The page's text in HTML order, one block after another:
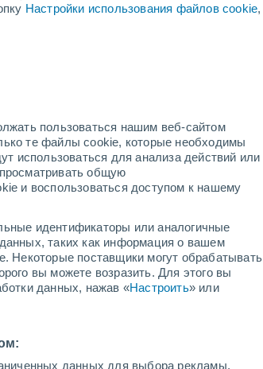
Настройки использования файлов cookie,
пользоваться нашим веб-сайтом
те файлы cookie, которые необходимы
использоваться для анализа действий или
общую
и воспользоваться доступом к нашему
идентификаторы или аналогичные
таких как информация о вашем
Некоторые поставщики могут обрабатывать
вы можете возразить. Для этого вы
данных, нажав «Настроить» или
данных для выбора рекламы,
+31°
+22°
Моа